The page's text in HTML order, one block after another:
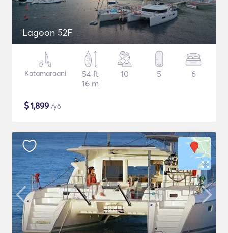
Lagoon 52F
Katamaraani
54 ft
16 m
10 5 6
$1,899 /yö